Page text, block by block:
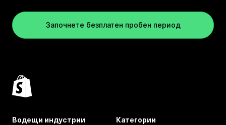
Започнете безплатен пробен период
Водещи индустрии Категории